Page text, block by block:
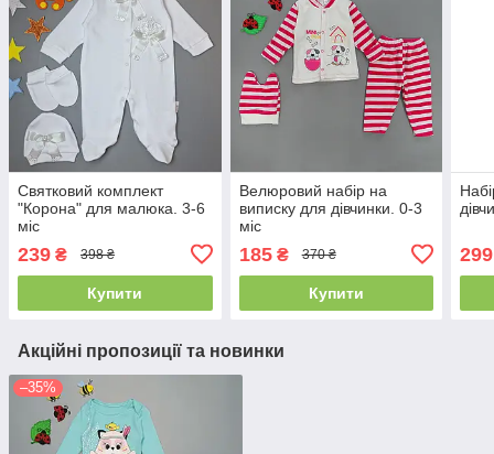
Святковий комплект
"Корона" для малюка. 3-6
міс
239 ₴ 398 ₴
Купити
Велюровий набір на
виписку для дівчинки. 0-3
міс
185₴ 370 ₴
Купити
299
Акційні пропозиції та новинки
–35%